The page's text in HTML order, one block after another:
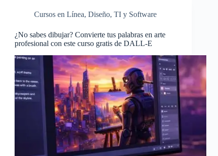
Cursos en Línea, Diseño, TI y Software
¿No sabes dibujar? Convierte tus palabras en arte
profesional con este curso gratis de DALL-E